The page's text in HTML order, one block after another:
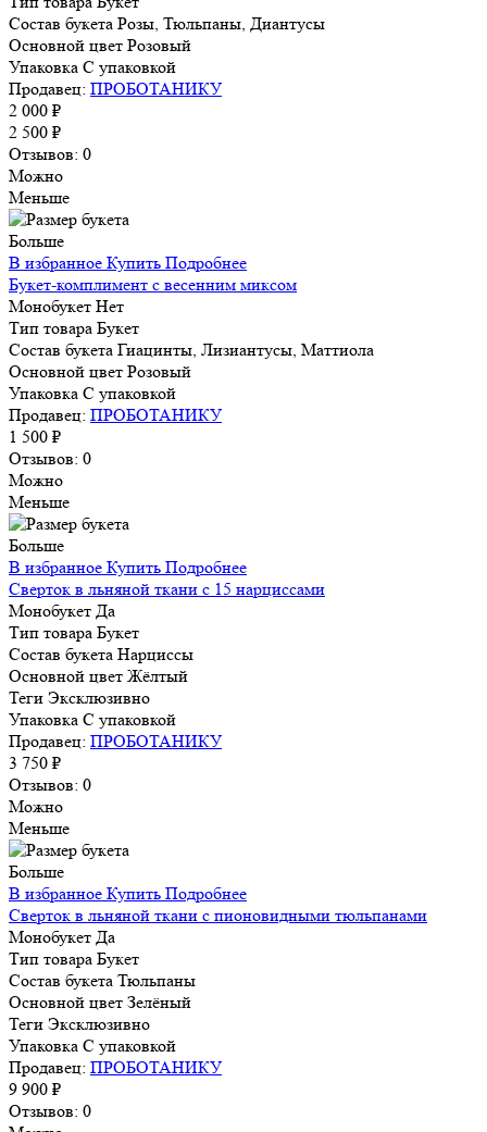
Состав букета Розы, Тюльпаны, Диантусы
Основной цвет Розовый
Упаковка С упаковкой
Продавец: ПРОБОТАНИКУ
2 000 ₽
2 500 ₽
Отзывов: 0
Можно
Меньше
Больше
В избранное Купить Подробнее
Букет-комплимент с весенним миксом
Монобукет Нет
Тип товара Букет
Состав букета Гиацинты, Лизиантусы, Маттиола
Основной цвет Розовый
Упаковка С упаковкой
Продавец: ПРОБОТАНИКУ
1 500 ₽
Отзывов: 0
Можно
Меньше
Больше
В избранное Купить Подробнее
Сверток в льняной ткани с 15 нарциссами
Монобукет Да
Тип товара Букет
Состав букета Нарциссы
Основной цвет Жёлтый
Теги Эксклюзивно
Упаковка С упаковкой
Продавец: ПРОБОТАНИКУ
3 750 ₽
Отзывов: 0
Можно
Меньше
Больше
В избранное Купить Подробнее
Сверток в льняной ткани с пионовидными тюльпанами
Монобукет Да
Тип товара Букет
Состав букета Тюльпаны
Основной цвет Зелёный
Теги Эксклюзивно
Упаковка С упаковкой
Продавец: ПРОБОТАНИКУ
9 900 ₽
Отзывов: 0